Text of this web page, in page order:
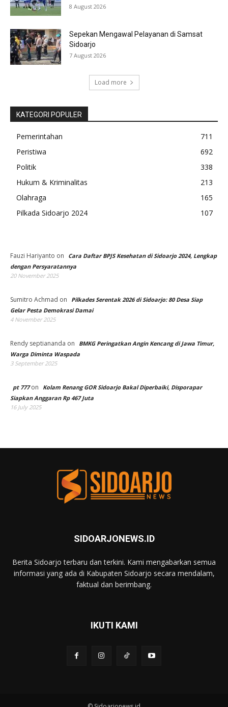
8 August 2026
Sepekan Mengawal Pelayanan di Samsat
Sidoarjo
7 August 2026
Load more
KATEGORI POPULER
Pemerintahan
711
Peristiwa
692
Politik
338
Hukum & Kriminalitas
213
Olahraga
165
Pilkada Sidoarjo 2024
107
Fauzi Hariyanto on
Cara Daftar BPJS Kesehatan di Sidoarjo 2024, Lengkap
dengan Persyaratannya
20 November 2025
Sumitro Achmad on
Pilkades Serentak 2026 di Sidoarjo: 80 Desa Siap
Gelar Pesta Demokrasi Damai
4 November 2025
Rendy septiananda on
BMKG Peringatkan Angin Kencang di Jawa Timur,
Warga Diminta Waspada
3 September 2025
pt 777on
Kolam Renang GOR Sidoarjo Bakal Diperbaiki, Disporapar
Siapkan Anggaran Rp 467 Juta
16 July 2025
SIDOARJONEWS.ID
Berita Sidoarjo terbaru dan terkini. Kami mengabarkan semua
informasi yang ada di Kabupaten Sidoarjo secara mendalam,
faktual dan berimbang.
IKUTI KAMI